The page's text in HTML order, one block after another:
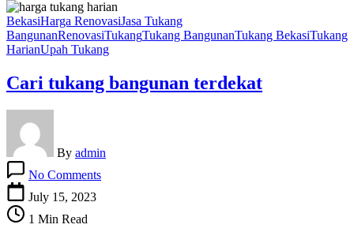
BekasiHarga RenovasiJasa Tukang
BangunanRenovasiTukangTukang BangunanTukang BekasiTukang
HarianUpah Tukang
Cari tukang bangunan terdekat
By admin
No CommentsCari
July 15, 2023
1 Min Read